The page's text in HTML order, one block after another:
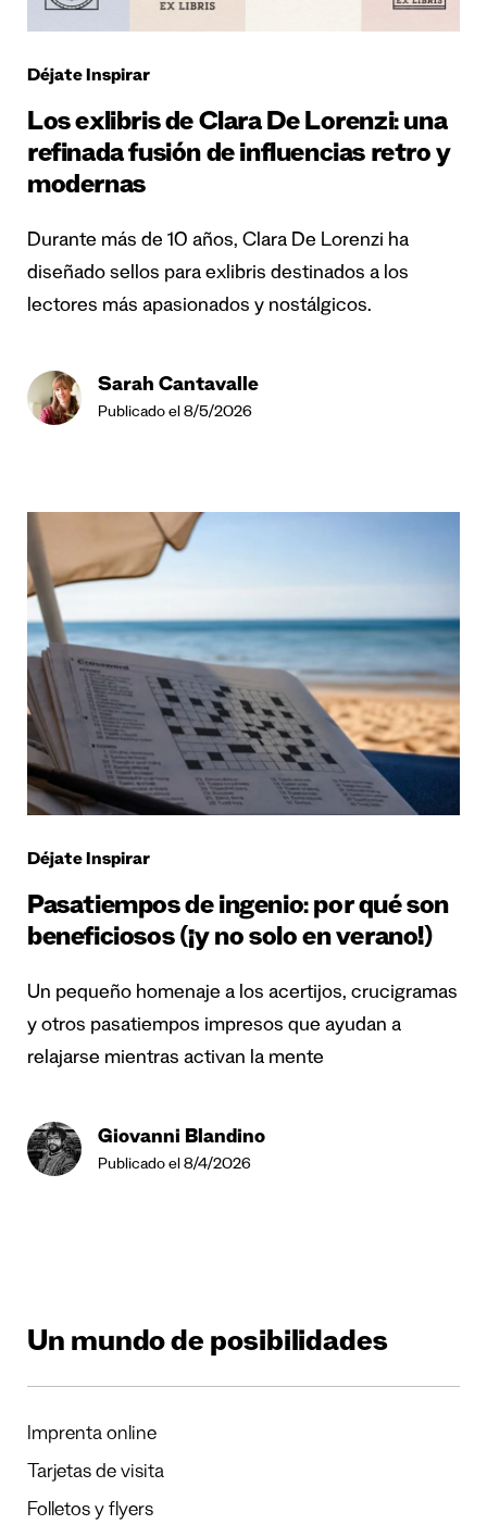
Déjate Inspirar
Los exlibris de Clara De Lorenzi: una
refinada fusión de influencias retro y
modernas
Durante más de 10 años, Clara De Lorenzi ha
diseñado sellos para exlibris destinados a los
lectores más apasionados y nostálgicos.
Sarah Cantavalle
Publicado el 8/5/2026
Déjate Inspirar
Pasatiempos de ingenio: por qué son
beneficiosos (¡y no solo en verano!)
Un pequeño homenaje a los acertijos, crucigramas
y otros pasatiempos impresos que ayudan a
relajarse mientras activan la mente
Giovanni Blandino
Publicado el 8/4/2026
Un mundo de posibilidades
Imprenta online
Tarjetas de visita
Folletos y flyers